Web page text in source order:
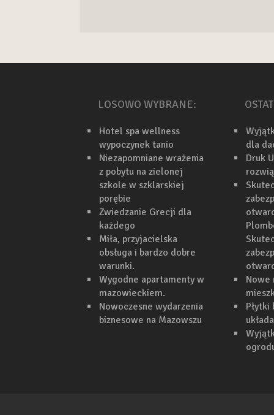
LOSOWO WYBRANE:
Hotel spa wellness
wypoczynek tanio
Niezapomniane wrażenia
z pobytu na zielonej
szkole w szklarskiej
porębie
Zwiedzanie Grecji dla
każdego
Miła, przyjacielska
obsługa i bardzo dobre
warunki.
Wygodne apartamenty w
mazowieckiem.
Nowoczesne wydarzenia
biznesowe na Mazowszu
dla
Druk
Nowe